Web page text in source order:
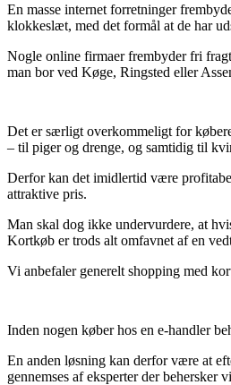
En masse internet forretninger
klokkeslæt, med det formål at de har
Nogle online firmaer frembyder fri
man bor ved Køge, Ringsted eller
Det er særligt overkommeligt for
– til piger og drenge, og samtidig til
Derfor kan det imidlertid være
attraktive pris.
Man skal dog ikke undervurdere, at
Kortkøb er trods alt omfavnet af en
Vi anbefaler generelt shopping med
Inden nogen køber hos en e-handler
En anden løsning kan derfor være at
gennemses af eksperter der